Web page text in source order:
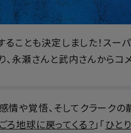
ることも決定しました！ス
永瀬さんと武内さんからコ
覚悟、そしてクラークの
ろ地球に戻ってくる？ 」「ひと